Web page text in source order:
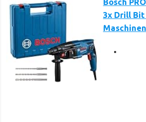
Bosch
3x Drill Bit